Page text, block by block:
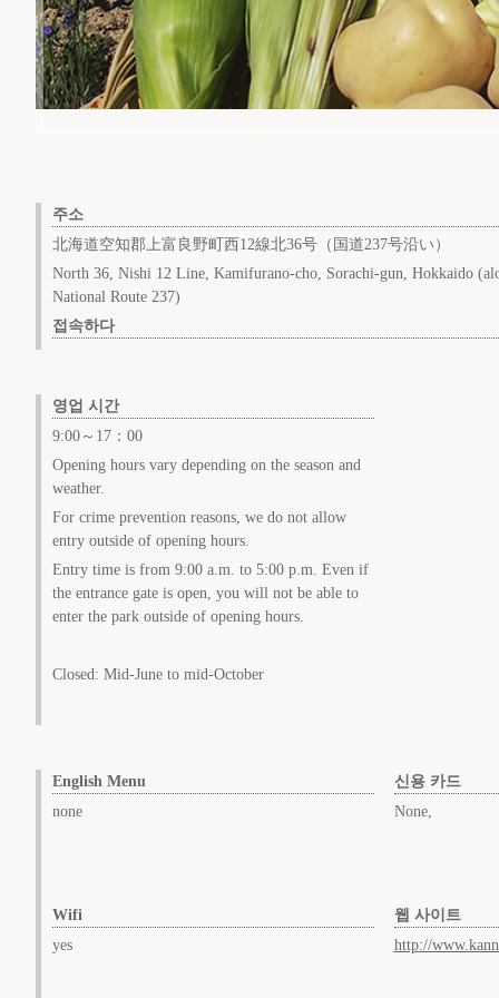
주소
北海道空知郡上富良野町西12線北36号（国道237号沿い）
North 36, Nishi 12 Line, Kamifurano-cho, Sorachi-gun, Hokkaido
National Route 237)
접속하다
영업 시간
9:00～17：00
Opening hours vary depending on the season and
weather.
For crime prevention reasons, we do not allow
entry outside of opening hours.
Entry time is from 9:00 a.m. to 5:00 p.m. Even if
the entrance gate is open, you will not be able to
enter the park outside of opening hours.
Closed: Mid-June to mid-October
English Menu
none
신용 카드
None,
Wifi
yes
웹 사이트
http://